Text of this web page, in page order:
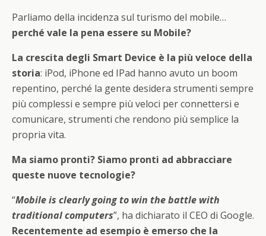
Parliamo della incidenza sul turismo del mobile…
perché vale la pena essere su Mobile?
La crescita degli Smart Device è la più veloce della
storia: iPod, iPhone ed IPad hanno avuto un boom
repentino, perché la gente desidera strumenti sempre
più complessi e sempre più veloci per connettersi e
comunicare, strumenti che rendono più semplice la
propria vita.
Ma siamo pronti? Siamo pronti ad abbracciare
queste nuove tecnologie?
“Mobile is clearly going to win the battle with
traditional computers”, ha dichiarato il CEO di Google.
Recentemente ad esempio è emerso che la